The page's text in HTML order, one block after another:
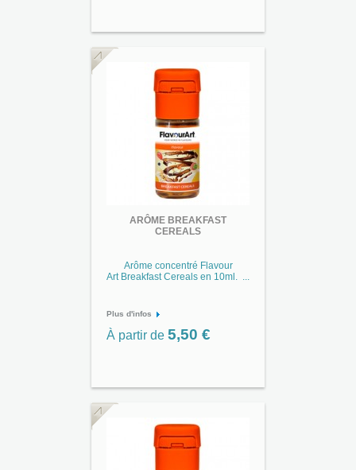
ARÔME BREAKFAST
CEREALS
Arôme concentré Flavour
Art Breakfast Cereals en 10ml. ...
Plus d'infos
À partir de 5,50 €